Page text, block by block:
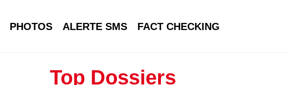
PHOTOS ALERTE SMS FACT CHECKING
Top Dossiers